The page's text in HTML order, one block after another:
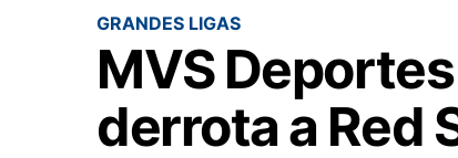
GRANDES LIGAS
MVS
derrota a Red